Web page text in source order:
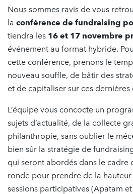
Nous sommes ravis de vous
la conférence de fundraising
tiendra les 16 et 17 novembre
événement au format hybride.
cette conférence, prenons le
nouveau souffle, de bâtir des
et de capitaliser sur ces dernières
L’équipe vous concocte un
sujets d’actualité, de la collecte
philanthropie, sans oublier le
bien sûr la stratégie de
qui seront abordés dans le cadre
ronde pour prendre de la
sessions participatives (Apatam